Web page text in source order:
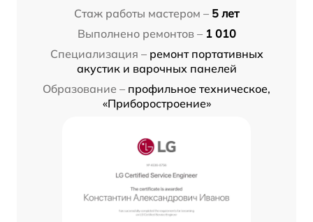
Стаж работы мастером – 5 лет
Выполнено ремонтов – 1 010
Специализация – ремонт портативных
акустик и варочных панелей
Образование – профильное техническое,
«Приборостроение»